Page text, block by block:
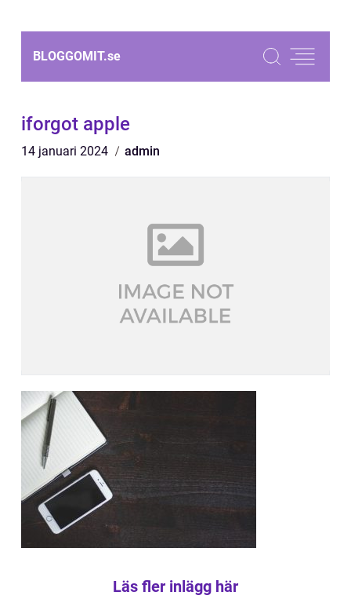
BLOGGOMIT.se
iforgot apple
14 januari 2024 admin
Läs fler inlägg här